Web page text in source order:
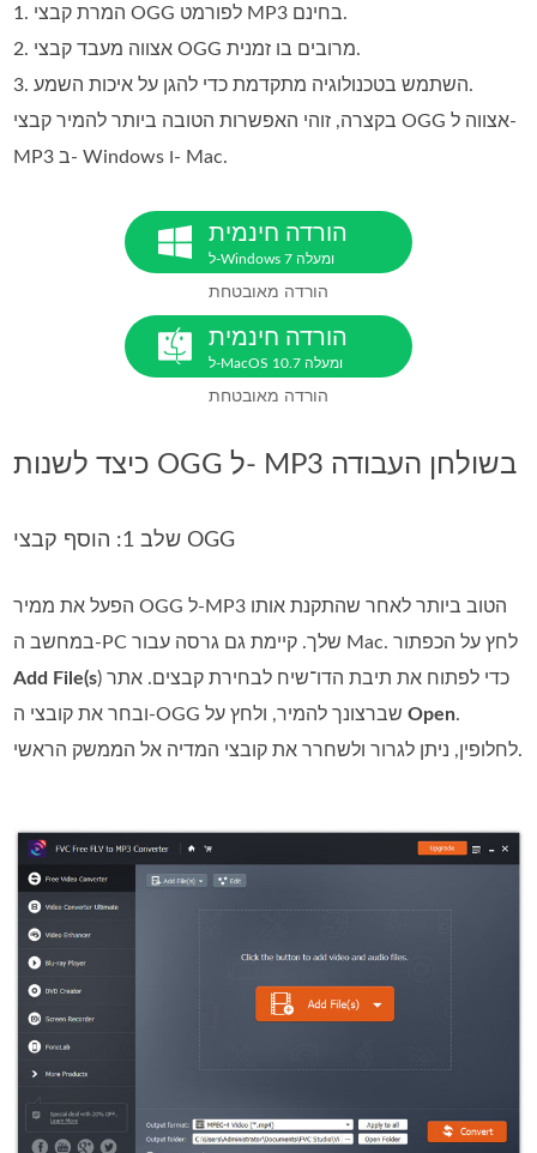
1. המרת קבצי OGG לפורמט MP3 בחינם.
2. אצווה מעבד קבצי OGG מרובים בו זמנית.
3. השתמש בטכנולוגיה מתקדמת כדי להגן על איכות השמע.
בקצרה, זוהי האפשרות הטובה ביותר להמיר קבצי OGG אצווה ל-
MP3 ב- Windows ו- Mac.
הורדה חינמית
ל‑Windows 7 ומעלה
הורדה מאובטחת
הורדה חינמית
ל‑MacOS 10.7 ומעלה
הורדה מאובטחת
כיצד לשנות OGG ל- MP3 בשולחן העבודה
שלב 1: הוסף קבצי OGG
הפעל את ממיר OGG ל‑MP3 הטוב ביותר לאחר שהתקנת אותו
במחשב ה‑PC שלך. קיימת גם גרסה עבור Mac. לחץ על הכפתור
Add File(s) כדי לפתוח את תיבת הדו־שיח לבחירת קבצים. אתר
ובחר את קובצי ה‑OGG שברצונך להמיר, ולחץ עלOpen.
לחלופין, ניתן לגרור ולשחרר את קובצי המדיה אל הממשק הראשי.